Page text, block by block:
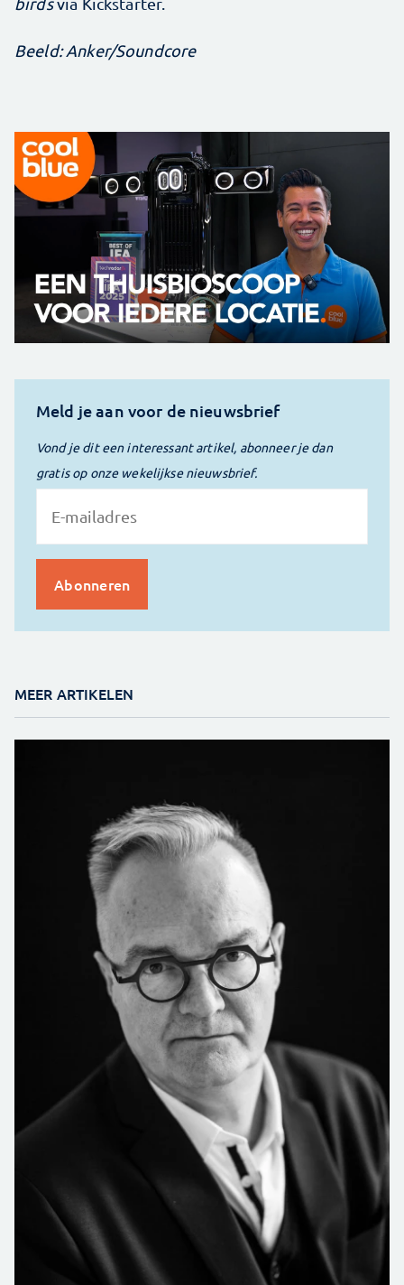
Beeld: Anker/Soundcore
Meld je aan voor de nieuwsbrief
Vond je dit een interessant artikel, abonneer je dan
gratis op onze wekelijkse nieuwsbrief.
MEER ARTIKELEN